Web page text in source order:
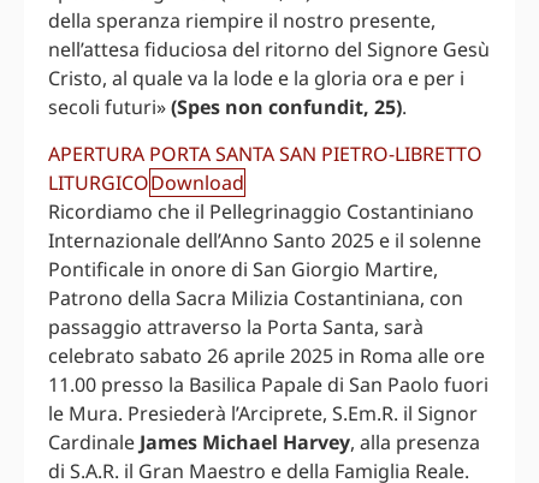
della speranza riempire il nostro presente,
nell’attesa fiduciosa del ritorno del Signore Gesù
Cristo, al quale va la lode e la gloria ora e per i
secoli futuri»(Spes non confundit, 25).
APERTURA PORTA SANTA SAN PIETRO-LIBRETTO
LITURGICODownload
Ricordiamo che il Pellegrinaggio Costantiniano
Internazionale dell’Anno Santo 2025 e il solenne
Pontificale in onore di San Giorgio Martire,
Patrono della Sacra Milizia Costantiniana, con
passaggio attraverso la Porta Santa, sarà
celebrato sabato 26 aprile 2025 in Roma alle ore
11.00 presso la Basilica Papale di San Paolo fuori
le Mura. Presiederà l’Arciprete, S.Em.R. il Signor
Cardinale James Michael Harvey, alla presenza
di S.A.R. il Gran Maestro e della Famiglia Reale.